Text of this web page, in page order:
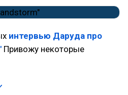
интервью Даруда про
Привожу некоторые